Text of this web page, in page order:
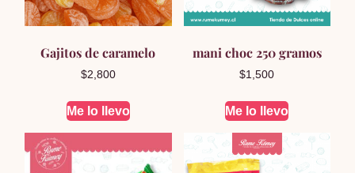
Gajitos de caramelo
$2,800
Me lo llevo
mani choc 250 gramos
$1,500
Me lo llevo